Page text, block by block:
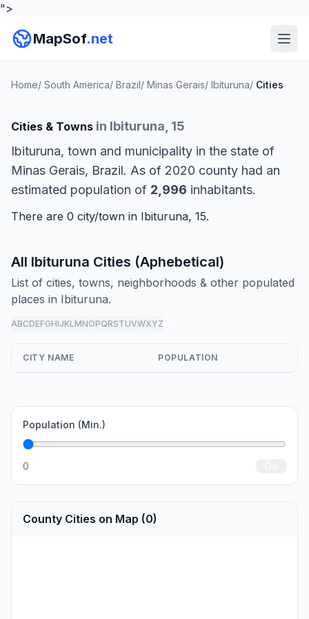
">
MapSof.net
Home/ South America/ Brazil/ Minas Gerais/ Ibituruna/ Cities
Cities & Towns in Ibituruna, 15
Ibituruna, town and municipality in the state of
Minas Gerais, Brazil. As of 2020 county had an
estimated population of 2,996 inhabitants.
There are 0 city/town in Ibituruna, 15.
All Ibituruna Cities (Aphebetical)
List of cities, towns, neighborhoods & other populated
places in Ibituruna.
ABCDEFGHIJKLMNOPQRSTUVWXYZ
CITY NAME POPULATION
Population (Min.)
0
County Cities on Map (0)